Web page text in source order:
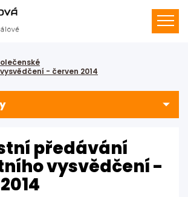
- červen 2014
předávání
vysvědčení -